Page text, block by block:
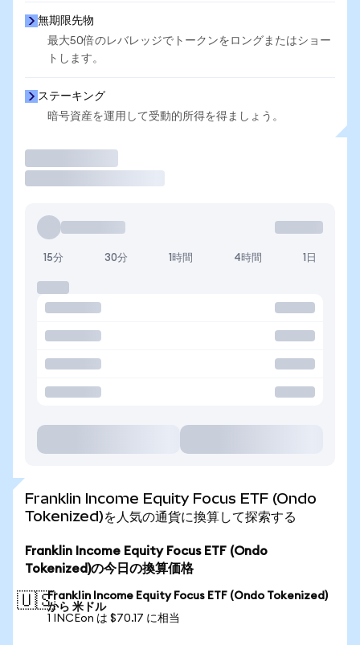
無期限先物
最大50倍のレバレッジでトークンをロングまたはショー
トします。
ステーキング
暗号資産を運用して受動的所得を得ましょう。
15分 30分 1時間 4時間 1日
Franklin Income Equity Focus ETF (Ondo
Tokenized)を人気の通貨に換算して探索する
Franklin Income Equity Focus ETF (Ondo
Tokenized)の今日の換算価格
🇺🇸Franklin Income Equity Focus ETF (Ondo Tokenized)
から 米ドル
1 INCEon は $70.17 に相当